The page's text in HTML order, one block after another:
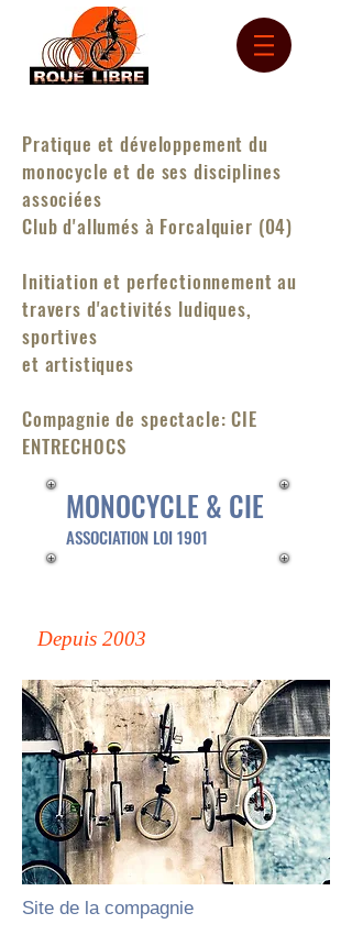
Pratique et développement du
monocycle et de ses disciplines
associées
Club d'allumés à Forcalquier (04)
Initiation et perfectionnement au
travers d'activités ludiques,
sportives
et artistiques
Compagnie de spectacle: CIE
ENTRECHOCS
ASSOCIATION LOI 1901
Depuis 2003
MONOCYCLE & CIE
Site de la compagnie